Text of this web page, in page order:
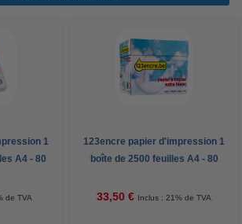
1
A4 - 80
de TVA
123encre papier d'impression 1
boîte de 2500 feuilles A4 - 80
33,50 € Inclus : 21% de TVA